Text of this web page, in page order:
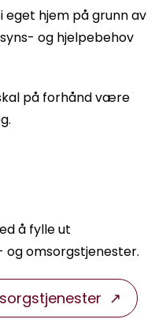
hjem på grunn av
og hjelpebehov
på forhånd være
å fylle ut
og omsorgstjenester.